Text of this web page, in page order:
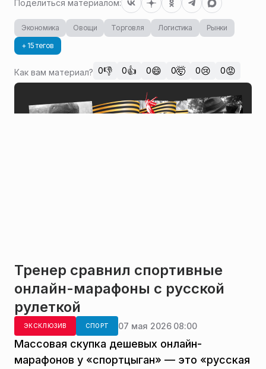
Поделиться материалом:
Экономика Овощи Торговля Логистика
Рынки
+ 15 тегов
Как вам материал? 0👎 0👍 0😄 0🤯 0😢 0😡
Тренер сравнил спортивные
онлайн-марафоны с русской
рулеткой
ЭКСКЛЮЗИВ СПОРТ 07 мая 2026 08:00
Массовая скупка дешевых онлайн-
марафонов у «спортцыган» — это «русская